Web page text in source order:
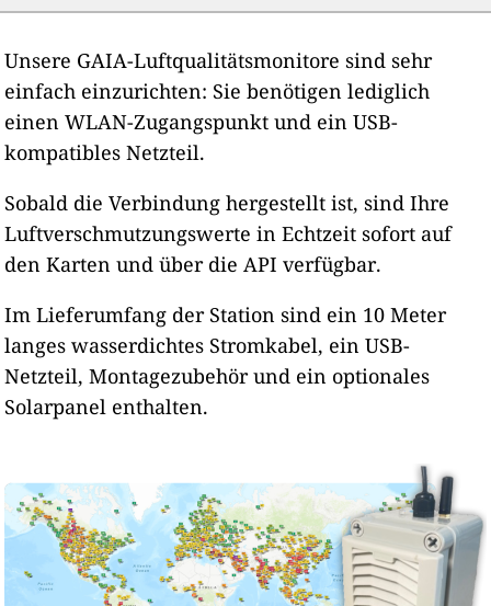
Unsere GAIA-Luftqualitätsmonitore sind sehr
einfach einzurichten: Sie benötigen lediglich
einen WLAN-Zugangspunkt und ein USB-
kompatibles Netzteil.
Sobald die Verbindung hergestellt ist, sind Ihre
Luftverschmutzungswerte in Echtzeit sofort auf
den Karten und über die API verfügbar.
Im Lieferumfang der Station sind ein 10 Meter
langes wasserdichtes Stromkabel, ein USB-
Netzteil, Montagezubehör und ein optionales
Solarpanel enthalten.